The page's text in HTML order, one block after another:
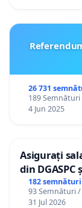
26 731
189 Semnături
4 Jun 2025
Asigurați
din DGASPC
182 semnături
93 Semnături /
31 Jul 2026